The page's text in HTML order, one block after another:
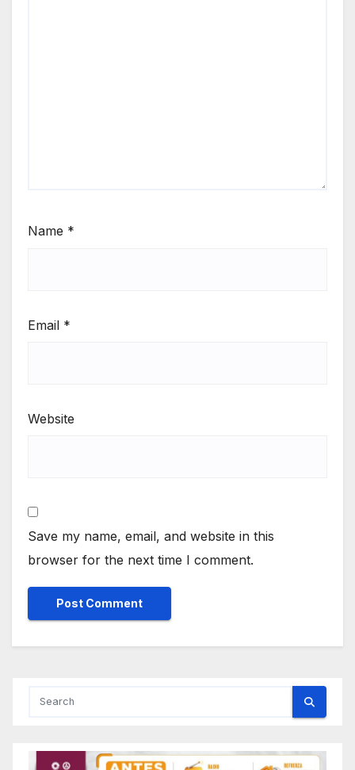
Name *
Email *
Website
Save my name, email, and website in this
browser for the next time I comment.